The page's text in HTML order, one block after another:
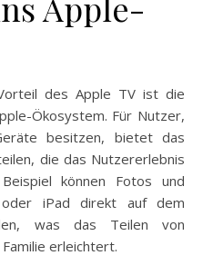
des Apple TV ist die
Ökosystem. Für Nutzer,
besitzen, bietet das
die das Nutzererlebnis
können Fotos und
iPad direkt auf dem
was das Teilen von
erleichtert.